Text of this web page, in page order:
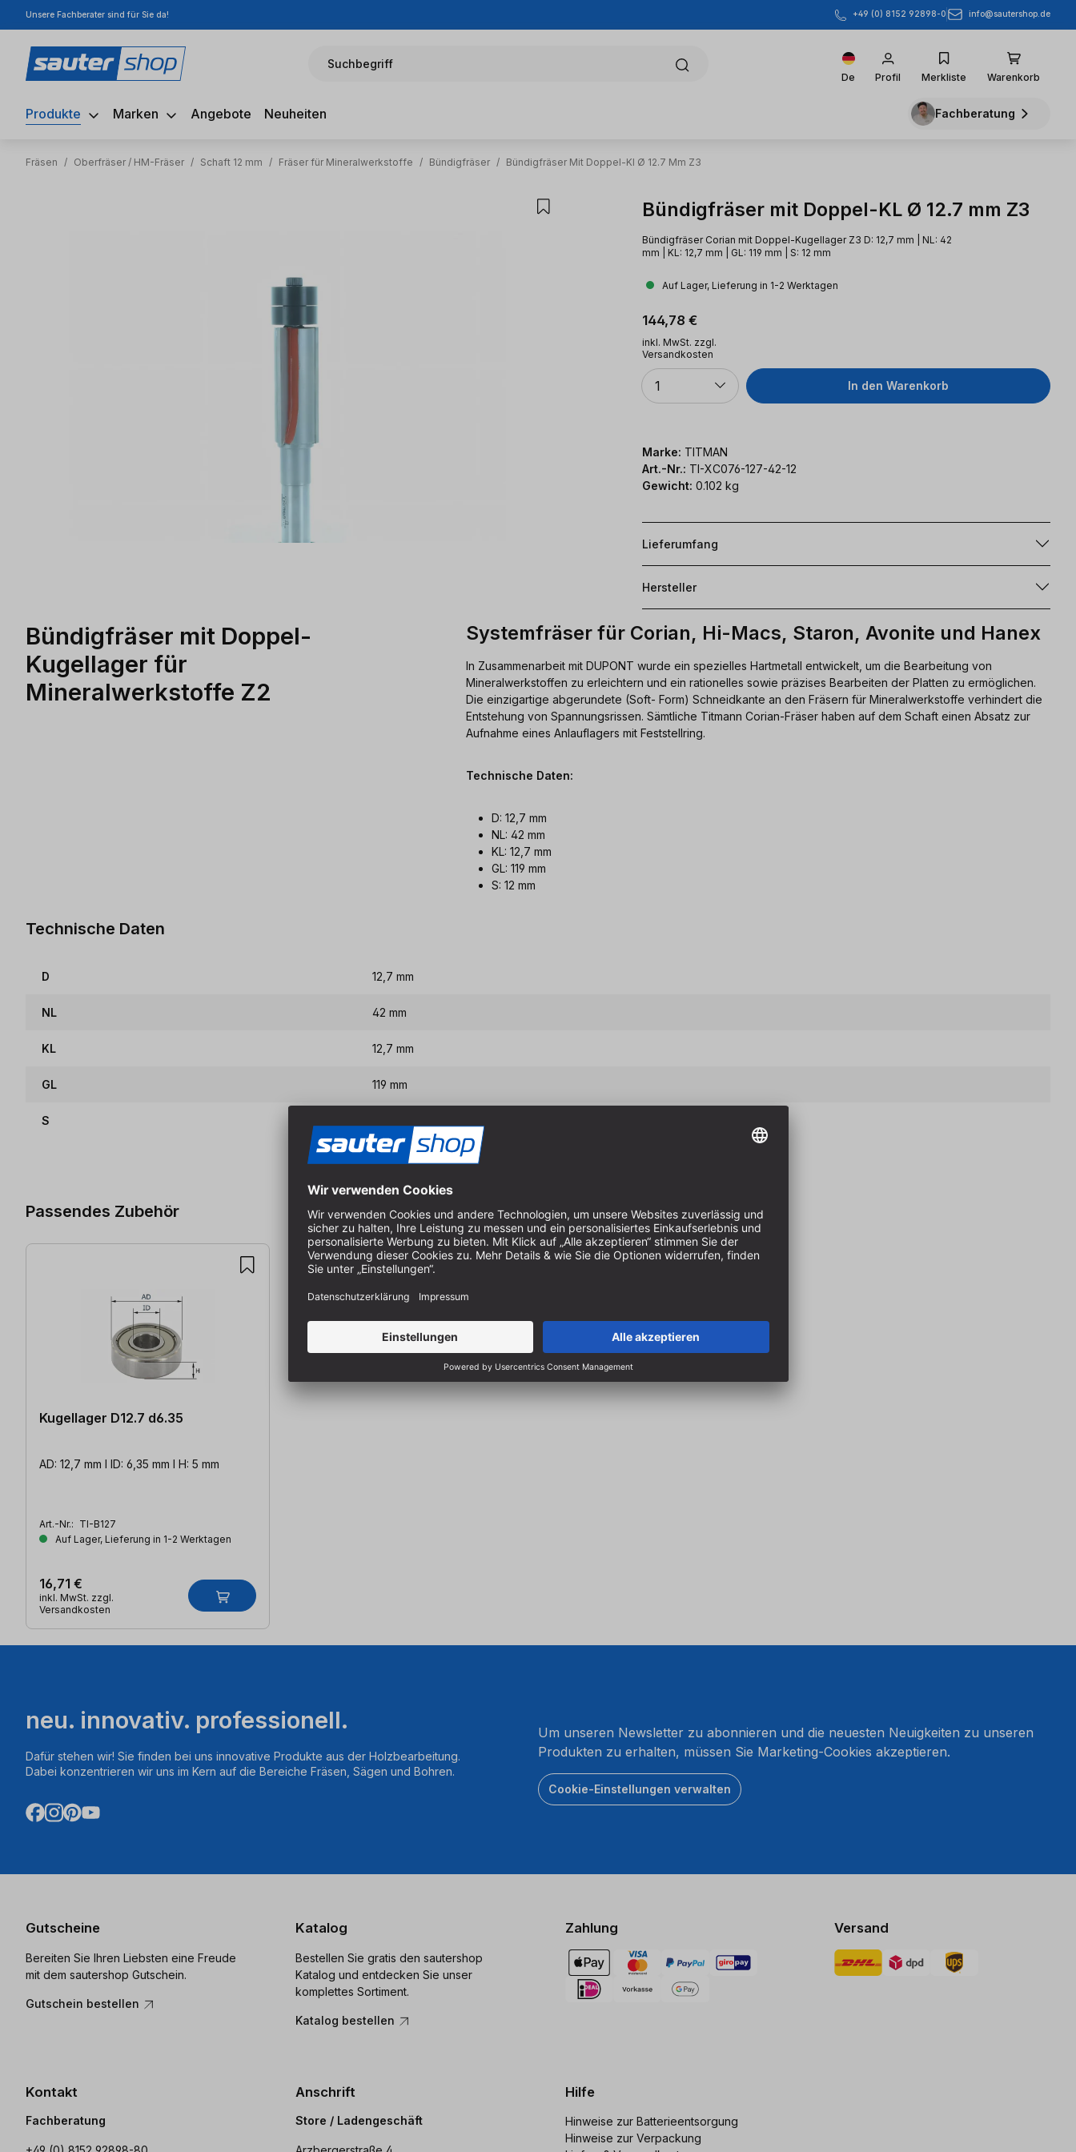
Hauptinhalt springen
Zur Suche springen
Zur Hauptnavigation springen
Unsere Fachberater sind für Sie da! +49 (0) 8152 92898-0 info@sautershop.de
Suchbegriff
De Profil Merkliste Warenkorb
Produkte Marken Angebote Neuheiten Fachberatung
Fräsen / Oberfräser / HM-Fräser / Schaft 12 mm / Fräser für Mineralwerkstoffe / Bündigfräser / Bündigfräser Mit Doppel-Kl Ø 12.7 Mm Z3
Bündigfräser mit Doppel-KL Ø 12.7 mm Z3
Bündigfräser Corian mit Doppel-Kugellager Z3 D: 12,7 mm | NL: 42
mm | KL: 12,7 mm | GL: 119 mm | S: 12 mm
Auf Lager, Lieferung in 1-2 Werktagen
Regulärer Preis:
144,78 €
inkl. MwSt. zzgl.
Versandkosten
Anzahl
1 In den Warenkorb
Marke: TITMAN
Art.-Nr.: TI-XC076-127-42-12
Gewicht: 0.102 kg
Lieferumfang
Hersteller
Bündigfräser mit Doppel-
Kugellager für
Mineralwerkstoffe Z2
Systemfräser für Corian, Hi-Macs, Staron, Avonite und Hanex
In Zusammenarbeit mit DUPONT wurde ein spezielles Hartmetall entwickelt, um die Bearbeitung von
Mineralwerkstoffen zu erleichtern und ein rationelles sowie präzises Bearbeiten der Platten zu ermöglichen.
Die einzigartige abgerundete (Soft- Form) Schneidkante an den Fräsern für Mineralwerkstoffe verhindert die
Entstehung von Spannungsrissen. Sämtliche Titmann Corian-Fräser haben auf dem Schaft einen Absatz zur
Aufnahme eines Anlauflagers mit Feststellring.
Technische Daten:
D: 12,7 mm
NL: 42 mm
KL: 12,7 mm
GL: 119 mm
S: 12 mm
Technische Daten
D 12,7 mm
NL 42 mm
KL 12,7 mm
GL 119 mm
S
Passendes Zubehör
Kugellager D12.7 d6.35
AD: 12,7 mm l ID: 6,35 mm l H: 5 mm
Art.-Nr.: TI-B127
Auf Lager, Lieferung in 1-2 Werktagen
16,71 €
inkl. MwSt. zzgl.
Versandkosten
neu. innovativ. professionell.
Dafür stehen wir! Sie finden bei uns innovative Produkte aus der Holzbearbeitung.
Dabei konzentrieren wir uns im Kern auf die Bereiche Fräsen, Sägen und Bohren.
Um unseren Newsletter zu abonnieren und die neuesten Neuigkeiten zu unseren
Produkten zu erhalten, müssen Sie Marketing-Cookies akzeptieren.
Cookie-Einstellungen verwalten
Gutscheine
Bereiten Sie Ihren Liebsten eine Freude
mit dem sautershop Gutschein.
Gutschein bestellen
Katalog
Bestellen Sie gratis den sautershop
Katalog und entdecken Sie unser
komplettes Sortiment.
Katalog bestellen
Zahlung Versand
Kontakt
Fachberatung
Anschrift
Store / Ladengeschäft
Hilfe
Hinweise zur Batterieentsorgung
Hinweise zur Verpackung